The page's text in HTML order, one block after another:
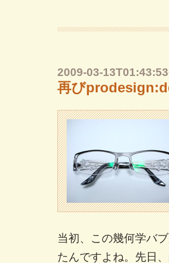
2009-03-
再び
当初、この幾何学バ
たんですよね。先日